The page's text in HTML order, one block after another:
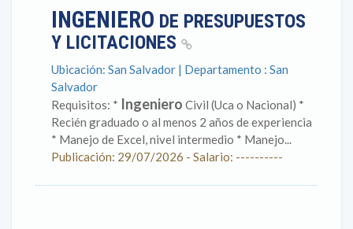
INGENIERO DE PRESUPUESTOS
Y LICITACIONES
Ubicación: San Salvador | Departamento : San
Salvador
Requisitos: * Ingeniero Civil (Uca o Nacional) *
Recién graduado o al menos 2 años de experiencia
* Manejo de Excel, nivel intermedio * Manejo...
Publicación: 29/07/2026 - Salario: ----------